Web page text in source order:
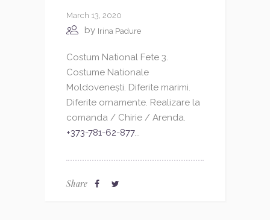
March 13, 2020
by Irina Padure
Costum National Fete 3.
Costume Nationale
Moldovenești. Diferite marimi.
Diferite ornamente. Realizare la
comanda / Chirie / Arenda.
+373-781-62-877...
Share